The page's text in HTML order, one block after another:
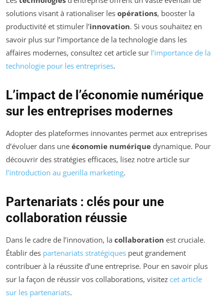
solutions visant à rationaliser les opérations, booster la
productivité et stimuler l’innovation. Si vous souhaitez en
savoir plus sur l’importance de la technologie dans les
affaires modernes, consultez cet article sur l’importance de la
technologie pour les entreprises.
L’impact de l’économie numérique
sur les entreprises modernes
Adopter des plateformes innovantes permet aux entreprises
d’évoluer dans une économie numérique dynamique. Pour
découvrir des stratégies efficaces, lisez notre article sur
l’introduction au guerilla marketing.
Partenariats : clés pour une
collaboration réussie
Dans le cadre de l’innovation, la collaboration est cruciale.
Établir des partenariats stratégiques peut grandement
contribuer à la réussite d’une entreprise. Pour en savoir plus
sur la façon de réussir vos collaborations, visitez cet article
sur les partenariats.